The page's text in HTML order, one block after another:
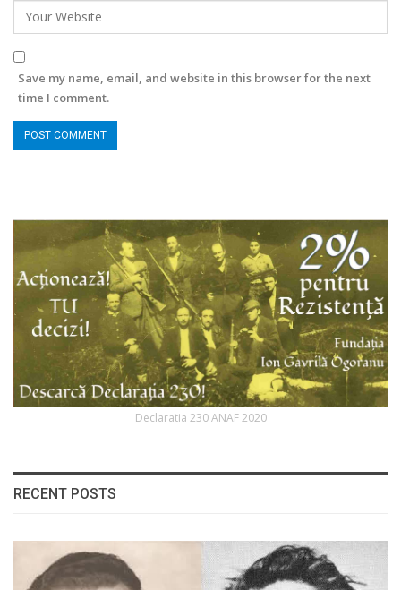
Save my name, email, and website in this browser for the next
time I comment.
Declaratia 230 ANAF 2020
RECENT POSTS